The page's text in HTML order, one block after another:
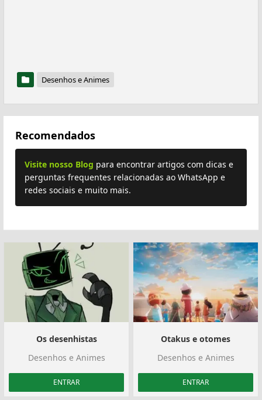
Desenhos e Animes
Recomendados
Visite nosso Blog para encontrar artigos com dicas e
perguntas frequentes relacionadas ao WhatsApp e
redes sociais e muito mais.
Os desenhistas
Desenhos e Animes
ENTRAR
Otakus e otomes
Desenhos e Animes
ENTRAR